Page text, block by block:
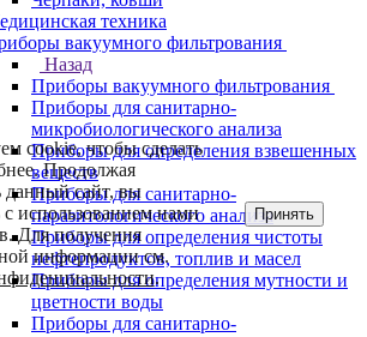
техника
вакуумного фильтрования
Назад
Приборы вакуумного фильтрования
Приборы для санитарно-
микробиологического анализа
Приборы для определения взвешенных
веществ
Приборы для санитарно-
паразитологического анализа
Приборы для определения чистоты
нефтепродуктов, топлив и масел
Приборы для определения мутности и
цветности воды
Приборы для санитарно-
cookie, чтобы сделать
Продолжая
данный сайт, вы
с использованием нами
Для получения
информации см.
.
Принять